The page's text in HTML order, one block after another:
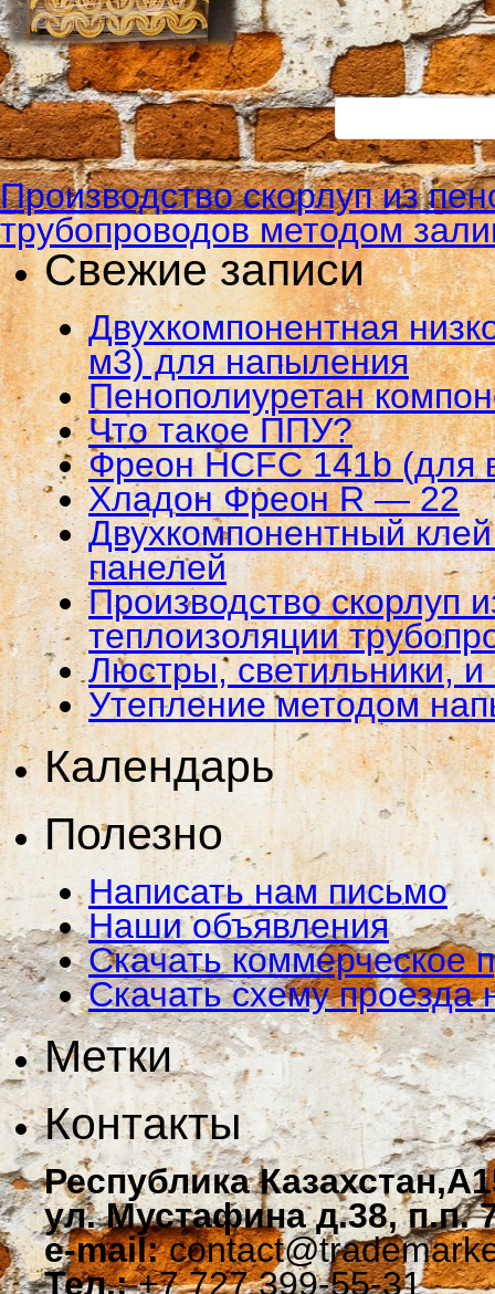
Производство скорлуп из
трубопроводов методом
Свежие записи
Двухкомпонентная
м3) для напыления
Пенополиуретан
Что такое ППУ?
Фреон HCFC 141b (для
Хладон Фреон R — 22
Двухкомпонентный
панелей
Производство скорлуп
теплоизоляции
Люстры, светильники,
Утепление методом
Календарь
Полезно
Написать нам письмо
Наши объявления
Скачать коммерческое
Скачать схему проезда
Метки
Контакты
Республика
ул. Мустафина д.38, п.п.
e-mail:
Тел.:+7 727 399-55-31